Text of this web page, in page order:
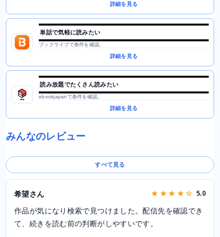
詳細を見る
単話で気軽に読みたい
ブックライブで条件を確認。
詳細を見る
読み放題でたくさん読みたい
ebookjapanで条件を確認。
詳細を見る
みんなのレビュー
すべて見る
希望さん ★ ★ ★ ★ ☆ 5.0
作品が気になり検索で見つけました。配信先を確認でき
て、続きを読む前の判断がしやすいです。